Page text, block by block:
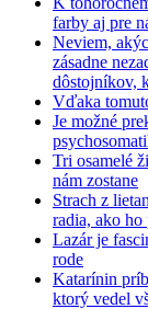
farby aj pre
Neviem,
zásadne
dôstojníkov,
Vďaka
Je možné
Tri osamelé
nám zostane
Strach z
radia, ako
Lazár je
rode
Katarínin
ktorý vedel